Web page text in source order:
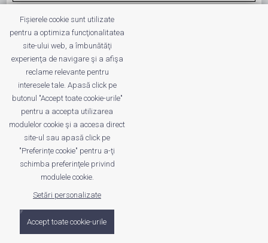
Examenul IMM Invest - proba email
Situația asta mi se pare că este un examen
care ar fi putut fi trecut foarte ușor. Insă se
pare că nu este cazul. În general, oriunde
ne uităm dăm peste un "antreprenor". Deja
cuvântul ăsta și-a pierdut orice valoare iar
oame ...
© 2011 - 2026 Valentin VĂLEANU. All Rights Reserved
Date trafic disponibile pe ROtrafic
Fișierele cookie sunt utilizate
pentru a optimiza funcţionalitatea
site-ului web, a îmbunătăţi
experienţa de navigare şi a afişa
reclame relevante pentru
interesele tale. Apasă click pe
butonul "Accept toate cookie-urile"
pentru a accepta utilizarea
modulelor cookie şi a accesa direct
site-ul sau apasă click pe
"Preferințe cookie" pentru a-ţi
schimba preferinţele privind
modulele cookie.
Setări personalizate
Accept toate cookie-urile